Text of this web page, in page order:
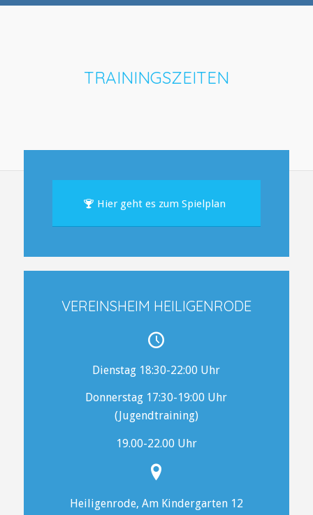
TRAININGSZEITEN
Hier geht es zum Spielplan
VEREINSHEIM HEILIGENRODE
Dienstag 18:30-22:00 Uhr
Donnerstag 17:30-19:00 Uhr
(Jugendtraining)
19.00-22.00 Uhr
Heiligenrode, Am Kindergarten 12